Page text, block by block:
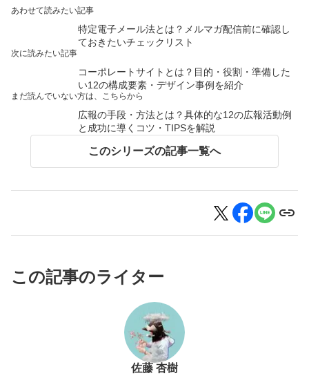
あわせて読みたい記事
特定電子メール法とは？メルマガ配信前に確認し
ておきたいチェックリスト
次に読みたい記事
コーポレートサイトとは？目的・役割・準備した
い12の構成要素・デザイン事例を紹介
まだ読んでいない方は、こちらから
広報の手段・方法とは？具体的な12の広報活動例
と成功に導くコツ・TIPSを解説
このシリーズの記事一覧へ
この記事のライター
佐藤 杏樹